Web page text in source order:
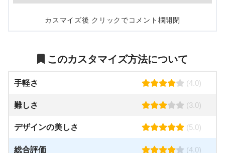
カスマイズ後 クリックでコメント欄開閉
このカスタマイズ方法について
手軽さ (4.0)
難しさ (3.0)
デザインの美しさ (5.0)
総合評価 (4.0)